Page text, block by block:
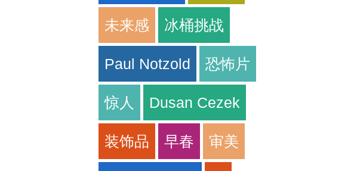
未来感 冰桶挑战
Paul Notzold 恐怖片
惊人 Dusan Cezek
装饰品 早春 审美